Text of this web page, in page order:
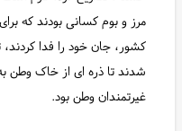
مرز و بوم کسانی بودند که
کشور، جان خود را فدا کردند،
شدند تا ذره ای از خاک وطن
غیرتمندان وطن بود.